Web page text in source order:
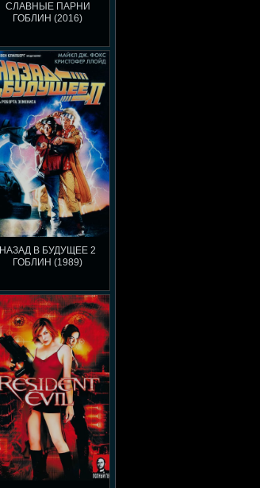
СЛАВНЫЕ ПАРНИ
ГОБЛИН (2016)
НАЗАД В БУДУЩЕЕ 2
ГОБЛИН (1989)